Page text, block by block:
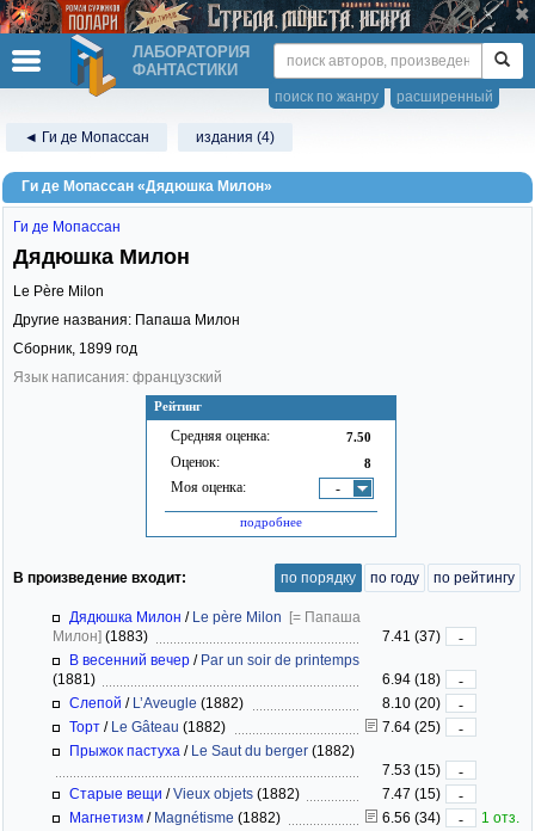
ЛАБОРАТОРИЯ
ФАНТАСТИКИ
расширенный
поиск по жанру
◄ Ги де Мопассан издания (4)
Ги де Мопассан «Дядюшка Милон»
Рейтинг
Средняя оценка: 7.50
Оценок: 8
Моя оценка: -
подробнее
Ги де Мопассан
Дядюшка Милон
Le Père Milon
Другие названия: Папаша Милон
Сборник, 1899 год
Язык написания: французский
В произведение входит: по порядку по году по рейтингу
Дядюшка Милон / Le père Milon [= Папаша
Милон] (1883) 7.41 (37)
-
В весенний вечер / Par un soir de printemps
(1881)
6.94 (18)
-
Слепой / L’Aveugle (1882) 8.10 (20)
-
Торт / Le Gâteau (1882) 7.64 (25)
-
Прыжок пастуха / Le Saut du berger (1882)
7.53 (15)
-
Старые вещи /Vieux objets (1882) 7.47 (15)
-
Магнетизм / Magnétisme (1882) 6.56 (34) -
1 отз.